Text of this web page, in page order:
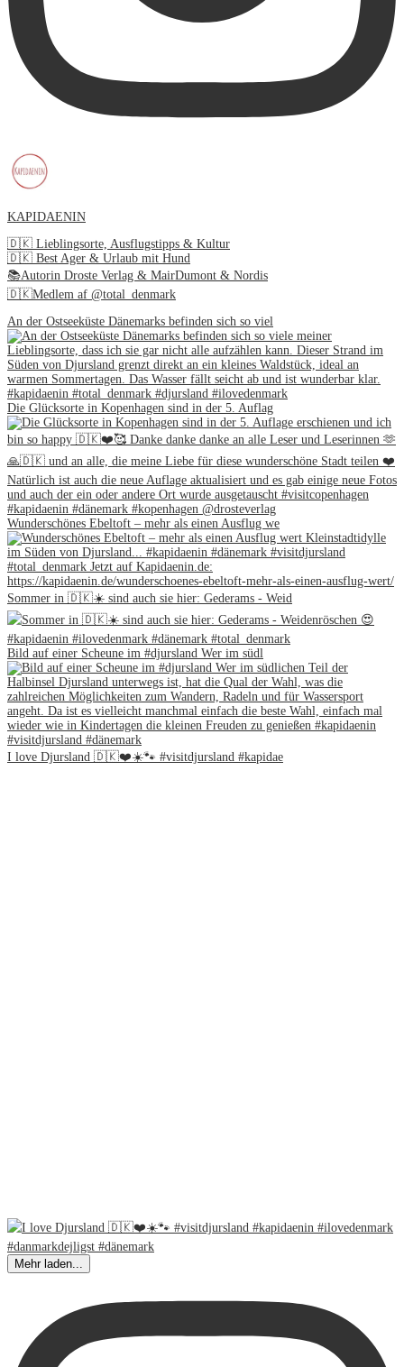
KAPIDAENIN
🇩🇰 Lieblingsorte, Ausflugstipps & Kultur
🇩🇰 Best Ager & Urlaub mit Hund
📚Autorin Droste Verlag & MairDumont & Nordis
🇩🇰Medlem af @total_denmark
An der Ostseeküste Dänemarks befinden sich so viel
Die Glücksorte in Kopenhagen sind in der 5. Auflag
Wunderschönes Ebeltoft – mehr als einen Ausflug we
Sommer in 🇩🇰☀️ sind auch sie hier: Gederams - Weid
Bild auf einer Scheune im #djursland Wer im südl
I love Djursland 🇩🇰❤️☀️🐾 #visitdjursland #kapidae
Mehr laden...